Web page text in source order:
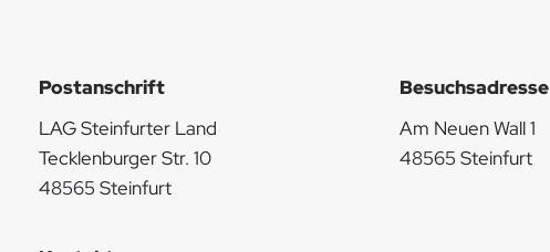
Postanschrift
LAG Steinfurter Land
Tecklenburger Str. 10
48565 Steinfurt
Besuchsadresse
Am Neuen Wall 1
48565 Steinfurt